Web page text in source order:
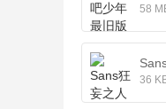
58
36